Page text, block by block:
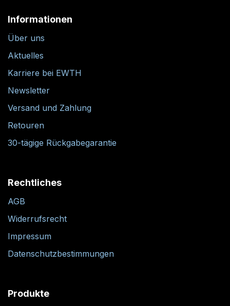
Informationen
Über uns
Aktuelles
Karriere bei EWTH
Newsletter
Versand und Zahlung
Retouren
30-tägige Rückgabegarantie
Rechtliches
AGB
Widerrufsrecht
Impressum
Datenschutzbestimmungen
Produkte